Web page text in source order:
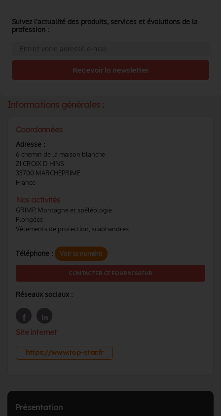
Informations générales :
Coordonnées
Adresse :
6 chemin de la maison blanche
ZI CROIX D HINS
33700 MARCHEPRIME
France
Nos activités
GRIMP, Montagne et spéléologie
Plongées
Vêtements de protection, scaphandres
Téléphone : Voir le numéro
CONTACTER CE FOURNISSEUR
Réseaux sociaux :
Site internet
https://www.top-star.fr
Présentation
Suivez l'actualité des produits, services et évolutions de la
profession :
Recevoir la newsletter